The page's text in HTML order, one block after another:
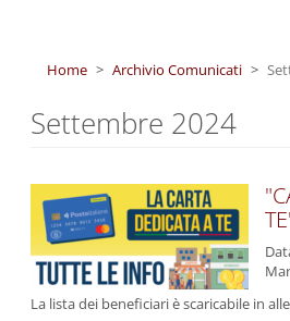
Home
Archivio Comunicati
Settembre 2024
La lista dei beneficiari è scaricabile in